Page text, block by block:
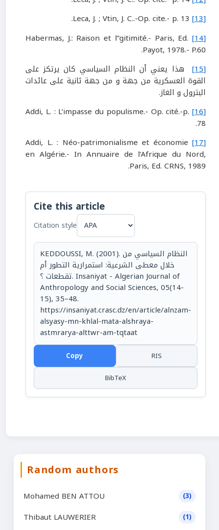
[13]
[14]
Habermas, J.: Raison et l”gitimité.- Paris, Ed.
Payot, 1978.- P.60.
[15]
هذا يعني أن النظام السياسي كان يرتكز على
القوة العسكرية من جهة و من جهة ثانية على عائدات
البترول و الغاز.
[16]
Addi, L. : L’impasse du populisme.- Op. cité.-p.
78.
[17]
Addi, L. : Néo-patrimonialisme et économie
en Algérie.- In Annuaire de l’Afrique du Nord,
Paris, Ed. CRNS, 1989.
Cite this article
Citation style
KEDDOUSSI, M. (2001). النظام السياسي من
خلال معطى الشرعية: استمرارية التطور أم
تقطعات ؟. Insaniyat - Algerian Journal of
Anthropology and Social Sciences, 05(14-
15), 35–48.
https://insaniyat.crasc.dz/en/article/alnzam-
alsyasy-mn-khlal-mata-alshraya-
astmrarya-alttwr-am-tqtaat
Copy
RIS
BibTeX
Random authors
Mohamed BEN ATTOU (3)
Thibaut LAUWERIER (1)